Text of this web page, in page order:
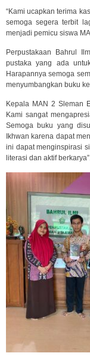
“Kami ucapkan terima
semoga segera terbit
menjadi pemicu siswa
Perpustakaan Bahrul
pustaka yang ada
Harapannya semoga
menyumbangkan buku
Kepala MAN 2 Sleman
Kami sangat
Semoga buku yang
Ikhwan karena dapat
ini dapat menginspirasi
literasi dan aktif